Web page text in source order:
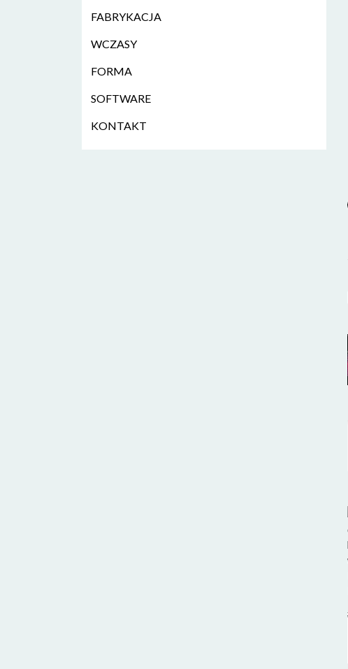
FABRYKACJA
WCZASY
FORMA
SOFTWARE
KONTAKT